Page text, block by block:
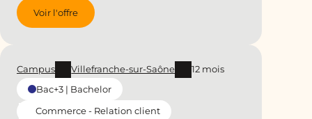
Voir l'offre
Campus Villefranche-sur-Saône
12 mois
Bac+3 | Bachelor
Commerce - Relation client